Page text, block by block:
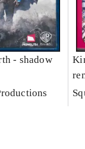
- shadow